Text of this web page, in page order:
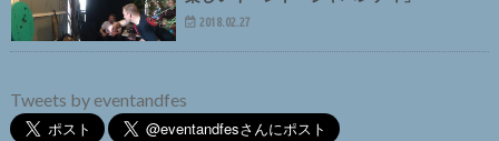
2018.02.27
Tweets by eventandfes